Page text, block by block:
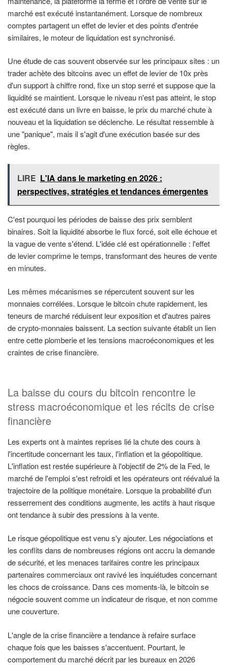
marché est exécuté instantanément. Lorsque de nombreux
comptes partagent un effet de levier et des points d'entrée
similaires, le moteur de liquidation est synchronisé.
Une étude de cas souvent observée sur les principaux sites : un
trader achète des bitcoins avec un effet de levier de 10x près
d'un support à chiffre rond, fixe un stop serré et suppose que la
liquidité se maintient. Lorsque le niveau n'est pas atteint, le stop
est exécuté dans un livre en baisse, le prix du marché chute à
nouveau et la liquidation se déclenche. Le résultat ressemble à
une "panique", mais il s'agit d'une exécution basée sur des
règles.
LIRE L'IA dans le marketing en 2026 :
perspectives, stratégies et tendances émergentes
C'est pourquoi les périodes de baisse des prix semblent
binaires. Soit la liquidité absorbe le flux forcé, soit elle échoue et
la vague de vente s'étend. L'idée clé est opérationnelle : l'effet
de levier comprime le temps, transformant des heures de vente
en minutes.
Les mêmes mécanismes se répercutent souvent sur les
monnaies corrélées. Lorsque le bitcoin chute rapidement, les
teneurs de marché réduisent leur exposition et d'autres paires
de crypto-monnaies baissent. La section suivante établit un lien
entre cette plomberie et les tensions macroéconomiques et les
craintes de crise financière.
La baisse du cours du bitcoin rencontre le
stress macroéconomique et les récits de crise
financière
Les experts ont à maintes reprises lié la chute des cours à
l'incertitude concernant les taux, l'inflation et la géopolitique.
L'inflation est restée supérieure à l'objectif de 2% de la Fed, le
marché de l'emploi s'est refroidi et les opérateurs ont réévalué la
trajectoire de la politique monétaire. Lorsque la probabilité d'un
resserrement des conditions augmente, les actifs à haut risque
ont tendance à subir des pressions à la vente.
Le risque géopolitique est venu s'y ajouter. Les négociations et
les conflits dans de nombreuses régions ont accru la demande
de sécurité, et les menaces tarifaires contre les principaux
partenaires commerciaux ont ravivé les inquiétudes concernant
les chocs de croissance. Dans ces moments-là, le bitcoin se
négocie souvent comme un indicateur de risque, et non comme
une couverture.
L'angle de la crise financière a tendance à refaire surface
chaque fois que les baisses s'accentuent. Pourtant, le
comportement du marché décrit par les bureaux en 2026